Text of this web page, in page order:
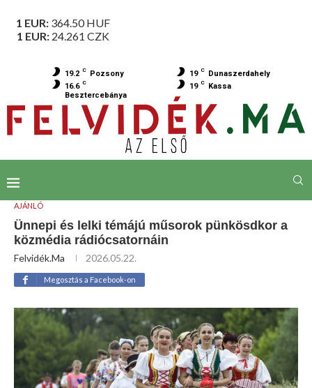
1 EUR: 364.50HUF
1 EUR: 24.261 CZK
19.2 C Pozsony 19 C
Dunaszerdahely
16.6 C
Besztercebánya
19 C Kassa
AJÁNLÓ
Ünnepi és lelki témájú műsorok pünkösdkor a
közmédia rádiócsatornáin
Felvidék.ma 2026.05.22.
Megosztás a Facebook-on